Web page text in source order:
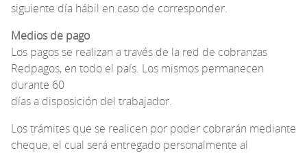
siguiente día hábil en caso de corresponder.
Medios de pago
Los pagos se realizan a través de la red de cobranzas
Redpagos, en todo el país. Los mismos permanecen
durante 60
días a disposición del trabajador.
Los trámites que se realicen por poder cobrarán mediante
cheque, el cual será entregado personalmente al